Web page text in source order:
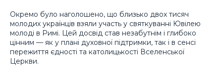
Окремо було наголошено, що близько двох тисяч
молодих українців взяли участь у святкуванні Ювілею
молоді в Римі. Цей досвід став незабутнім і глибоко
цінним — як у плані духовної підтримки, так і в сенсі
пережиття єдності та католицькості Вселенської
Церкви.